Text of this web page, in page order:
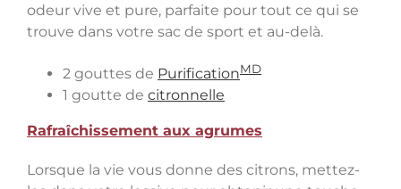
odeur vive et pure, parfaite pour tout ce qui se
trouve dans votre sac de sport et au-delà.
2 gouttes de PurificationMD
1 goutte de citronnelle
Rafraîchissement aux agrumes
Lorsque la vie vous donne des citrons, mettez-